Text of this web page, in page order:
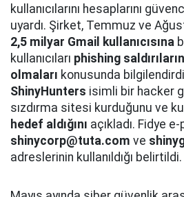
kullanıcılarını hesaplarını
uyardı. Şirket, Temmuz ve
2,5 milyar Gmail kullanıcısına
kullanıcıları phishing
olmaları konusunda
ShinyHunters isimli bir hacker
sızdırma sitesi kurduğunu ve
hedef aldığını açıkladı. Fidye
shinycorp@tuta.com ve
adreslerinin kullanıldığı belirtildi.